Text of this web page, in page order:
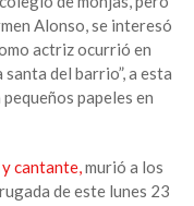
Alonso, se interesó
actriz ocurrió en
del barrio”, a esta
papeles en
cantante, murió a los
de este lunes 23